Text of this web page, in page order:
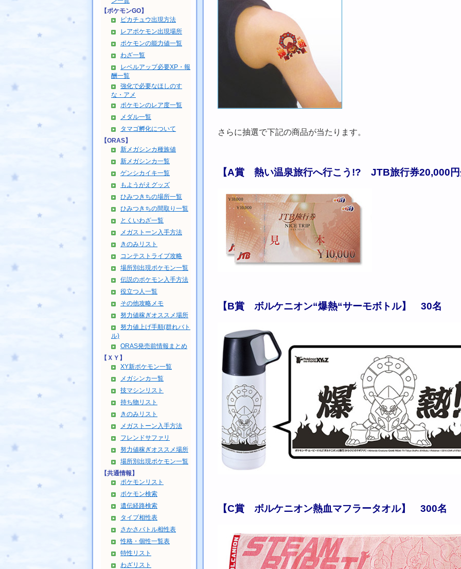
【ポケモンGO】
ピカチュウ出現方法
レアポケモン出現場所
ポケモンの能力値一覧
わざ一覧
レベルアップ必要XP・報
酬一覧
強化で必要なほしのす
な・アメ
ポケモンのレア度一覧
メダル一覧
タマゴ孵化について
【ORAS】
新メガシンカ種族値
新メガシンカ一覧
ゲンシカイキ一覧
もようがえグッズ
ひみつきちの場所一覧
ひみつきちの間取り一覧
とくいわざ一覧
メガストーン入手方法
きのみリスト
コンテストライブ攻略
場所別出現ポケモン一覧
伝説のポケモン入手方法
役立つ人一覧
その他攻略メモ
努力値稼ぎオススメ場所
努力値上げ手順(群れバト
ル)
ORAS発売前情報まとめ
【ＸＹ】
XY新ポケモン一覧
メガシンカ一覧
技マシンリスト
持ち物リスト
きのみリスト
メガストーン入手方法
フレンドサファリ
努力値稼ぎオススメ場所
場所別出現ポケモン一覧
【共通情報】
ポケモンリスト
ポケモン検索
遺伝経路検索
タイプ相性表
さかさバトル相性表
性格・個性一覧表
特性リスト
わざリスト
さらに抽選で下記の商品が当たります。
【A賞 熱い温泉旅行へ行こう!? JTB旅行券20,000
【B賞 ボルケニオン“爆熱“サーモボトル】 30名
【C賞 ボルケニオン熱血マフラータオル】 300名